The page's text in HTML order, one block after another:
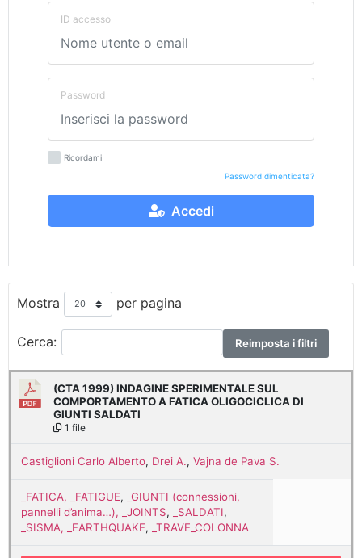
ID accesso
Password
Ricordami
Password dimenticata?
Accedi
Mostra per pagina
Cerca: Reimposta i filtri
(CTA 1999) INDAGINE SPERIMENTALE SUL
COMPORTAMENTO A FATICA OLIGOCICLICA DI
GIUNTI SALDATI
1 file
Castiglioni Carlo Alberto, Drei A., Vajna de Pava S.
_FATICA, _FATIGUE,
_GIUNTI (connessioni,
pannelli d’anima…), _JOINTS, _SALDATI,
_SISMA, _EARTHQUAKE, _TRAVE_COLONNA